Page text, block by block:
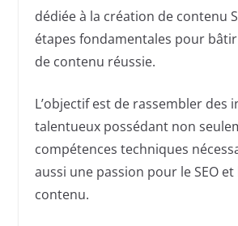
dédiée à la création de contenu
étapes fondamentales pour
de contenu réussie.
L’objectif est de rassembler des
talentueux possédant non
compétences techniques
aussi une passion pour le SEO
contenu.